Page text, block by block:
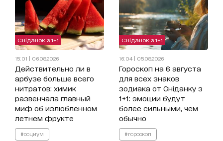
Сніданок з 1+1
15:01 | 06.08.2026
Действительно ли в
арбузе больше всего
нитратов: химик
развенчала главный
миф об излюбленном
летнем фрукте
#социум
Сніданок з 1+1
16:04 | 05.08.2026
Гороскоп на 6 августа
для всех знаков
зодиака от Сніданку з
1+1: эмоции будут
более сильными, чем
обычно
#гороскоп